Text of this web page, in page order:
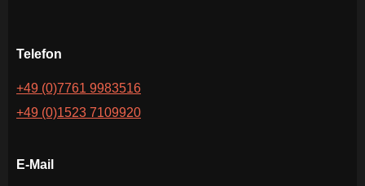
Telefon
+49 (0)7761 9983516
+49 (0)1523 7109920
E-Mail